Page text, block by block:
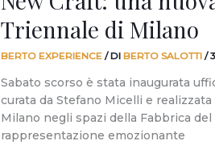
Triennale di Milano
BERTO EXPERIENCE / DI BERTO SALOTTI /
Sabato scorso è stata inaugurata
curata da Stefano Micelli e
Milano negli spazi della Fabbrica del
rappresentazione emozionante